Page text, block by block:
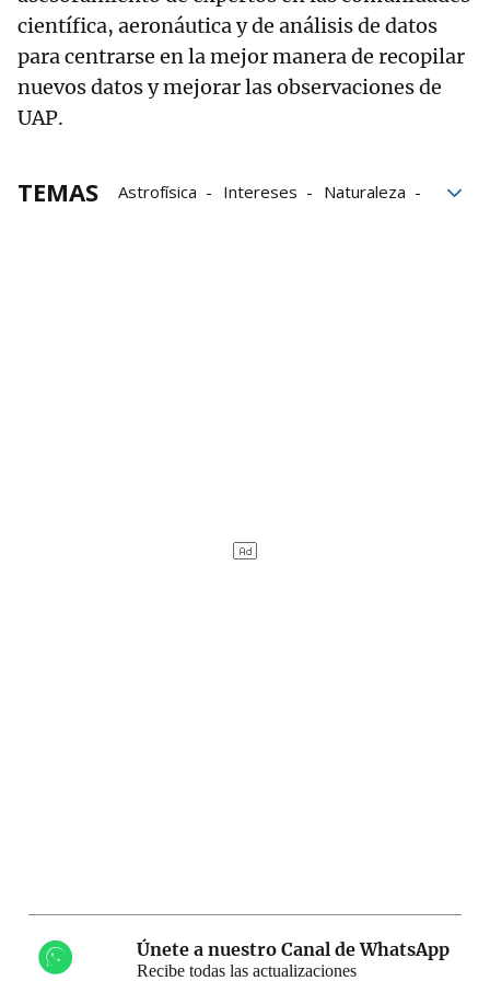
científica, aeronáutica y de análisis de datos
para centrarse en la mejor manera de recopilar
nuevos datos y mejorar las observaciones de
UAP.
TEMAS Astrofísica Intereses
Naturaleza
Únete a nuestro Canal de WhatsApp
Recibe todas las actualizaciones